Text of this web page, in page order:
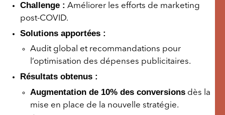
Challenge : Améliorer les efforts de marketing
post-COVID.
Solutions apportées :
Audit global et recommandations pour
l’optimisation des dépenses publicitaires.
Résultats obtenus :
Augmentation de 10% des conversions dès la
mise en place de la nouvelle stratégie.